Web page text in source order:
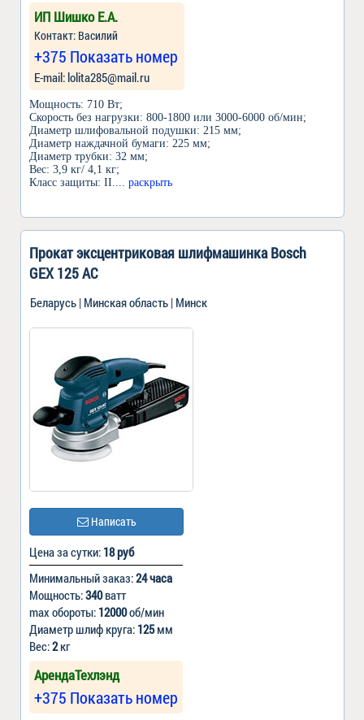
ИП Шишко Е.А.
Контакт: Василий
+375 Показать номер
Е-mail: lolita285@mail.ru
Мощность: 710 Вт;
Скорость без нагрузки: 800-1800 или 3000-6000 об/мин;
Диаметр шлифовальной подушки: 215 мм;
Диаметр наждачной бумаги: 225 мм;
Диаметр трубки: 32 мм;
Вес: 3,9 кг/ 4,1 кг;
Класс защиты: II.
... раскрыть
Прокат эксцентриковая шлифмашинка Bosch
GEX 125 AC
Беларусь | Минская область | Минск
Написать
Цена за сутки: 18 руб
Минимальный заказ:24 часа
Мощность:340ватт
max обороты: 12000об/мин
Диаметр шлиф круга: 125мм
Вес:2кг
АрендаТехлэнд
+375 Показать номер